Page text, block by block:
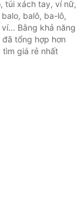
túi xách tay, ví nữ,
balô, ba-lô,
Bằng khả năng
tổng hợp hơn
tìm giá rẻ nhất